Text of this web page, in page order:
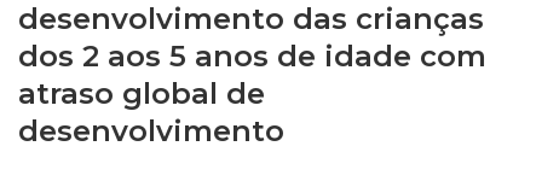
Entities
desenvolvimento das crianças
dos 2 aos 5 anos de idade com
atraso global de
desenvolvimento